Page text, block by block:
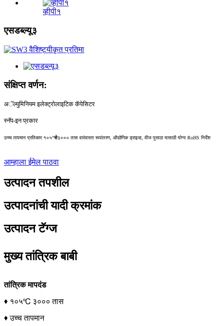
व्हीपी१
एसडब्ल्यू३
संक्षिप्त वर्णन:
अॅल्युमिनियम इलेक्ट्रोलाइटिक कॅपेसिटर
स्नॅप-इन प्रकार
उच्च तापमान प्रतिकार १०५°से३००० तास वारंवारता रूपांतरण, औद्योगिक ड्राइव्ह, वीज पुरवठा यासाठी योग्य RoHS निर्देश
आम्हाला ईमेल पाठवा
उत्पादन तपशील
उत्पादनांची यादी क्रमांक
उत्पादन टॅग्ज
मुख्य तांत्रिक बाबी
तांत्रिक मापदंड
♦ १०५℃ ३००० तास
♦ उच्च तापमान